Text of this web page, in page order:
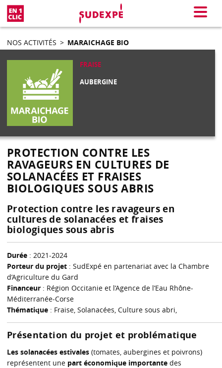
Menu
NOS ACTIVITÉS > MARAICHAGE BIO
FRAISE
AUBERGINE
PROTECTION CONTRE LES
RAVAGEURS EN CULTURES DE
SOLANACÉES ET FRAISES
BIOLOGIQUES SOUS ABRIS
Protection contre les ravageurs en
cultures de solanacées et fraises
biologiques sous abris
Durée : 2021-2024
Porteur du projet : SudExpé en partenariat avec la Chambre
d’Agriculture du Gard
Financeur : Région Occitanie et l’Agence de l’Eau Rhône-
Méditerranée-Corse
Thématique : Fraise, Solanacées, Culture sous abri,
Présentation du projet et problématique
Les solanacées estivales (tomates, aubergines et poivrons)
représentent une part économique importante des